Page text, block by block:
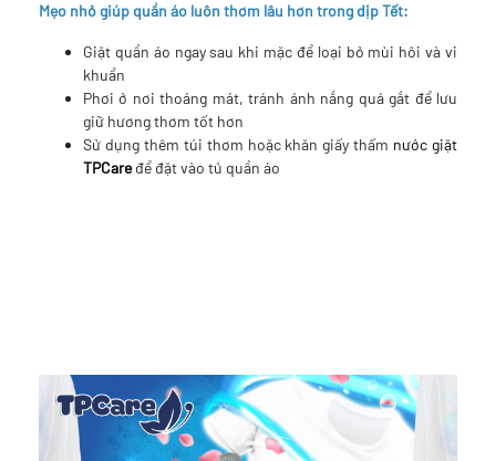
Mẹo nhỏ giúp quần áo luôn thơm lâu hơn trong dịp Tết:
Giặt quần áo ngay sau khi mặc để loại bỏ mùi hôi và vi
khuẩn
Phơi ở nơi thoáng mát, tránh ánh nắng quá gắt để lưu
giữ hương thơm tốt hơn
Sử dụng thêm túi thơm hoặc khăn giấy thấm nước giặt
TPCaređể đặt vào tủ quần áo